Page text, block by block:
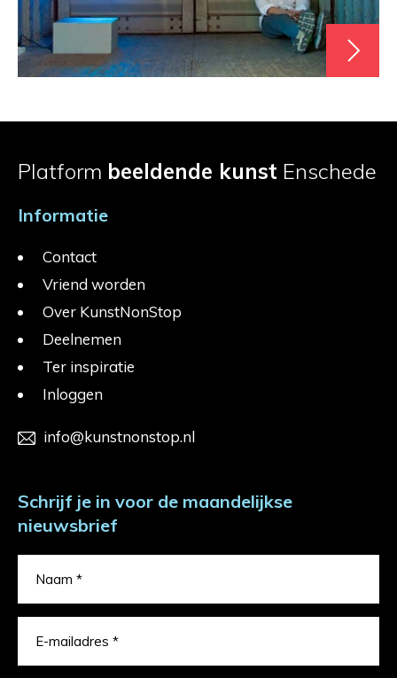
Platform beeldende kunst Enschede
Informatie
Contact
Vriend worden
Over KunstNonStop
Deelnemen
Ter inspiratie
Inloggen
info@kunstnonstop.nl
Schrijf je in voor de maandelijkse
nieuwsbrief